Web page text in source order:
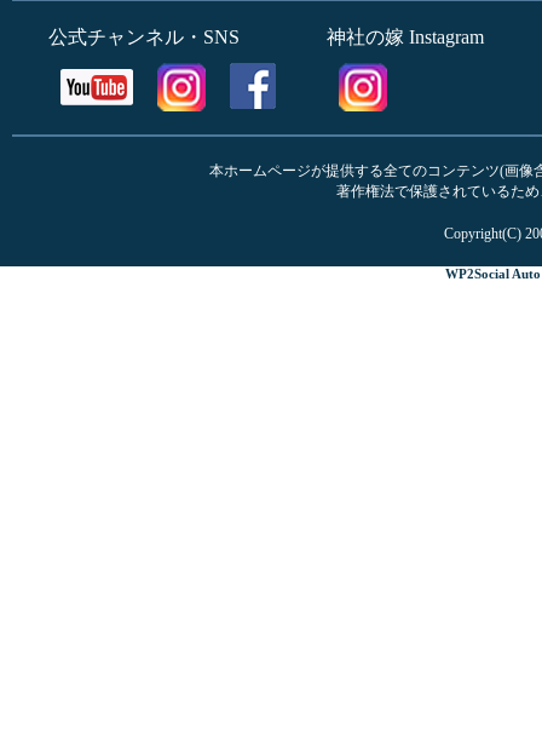
公式チャンネル・SNS 神社の嫁 Instagram
本ホームページが提供する全てのコンテンツ(画
著作権法で保護されているた
Copyright(C)
WP2Social